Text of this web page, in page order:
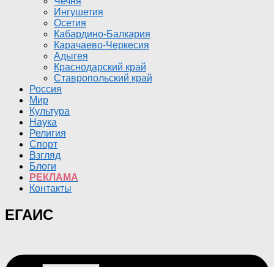
Ингушетия
Осетия
Кабардино-Балкария
Карачаево-Черкесия
Адыгея
Краснодарский край
Ставропольский край
Россия
Мир
Культура
Наука
Религия
Спорт
Взгляд
Блоги
РЕКЛАМА
Контакты
ЕГАИС